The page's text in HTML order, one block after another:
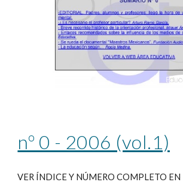
nº 0 - 2006 (vol.1)
VER ÍNDICE Y NÚMERO COMPLETO EN